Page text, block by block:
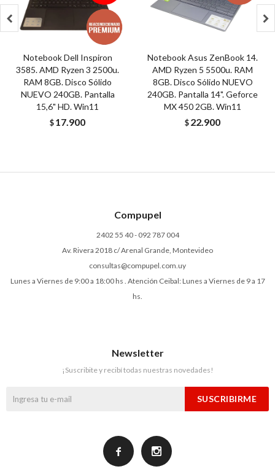
Notebook Dell Inspiron
3585. AMD Ryzen 3 2500u.
RAM 8GB. Disco Sólido
NUEVO 240GB. Pantalla
15,6" HD. Win11
$17.900
Notebook Asus ZenBook 14.
AMD Ryzen 5 5500u. RAM
8GB. Disco Sólido NUEVO
240GB. Pantalla 14". Geforce
MX 450 2GB. Win11
$22.900
 
Compupel
2402 55 40 - 092 787 004
Av. Rivera 2018 c/ Arenal Grande, Montevideo
consultas@compupel.com.uy
Lunes a Viernes de 9:00 a 18:00 hs . Atención Ceibal: Lunes a Viernes de 9 a 17
hs.
Newsletter
¡Suscribite y recibí todas nuestras novedades!
SUSCRIBIRME
 